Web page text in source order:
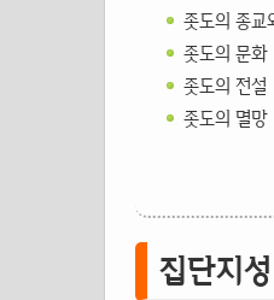
좃도의 종
좃도의 문화
좃도의 전설
좃도의 멸망
집단지성